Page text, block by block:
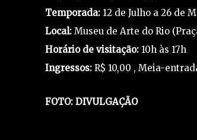
Temporada: 12 de Julho a 26 de
Local: Museu de Arte do Rio
Horário de visitação: 10h às 17h
Ingressos: R$ 10,00 , Meia-
FOTO: DIVULGAÇÃO